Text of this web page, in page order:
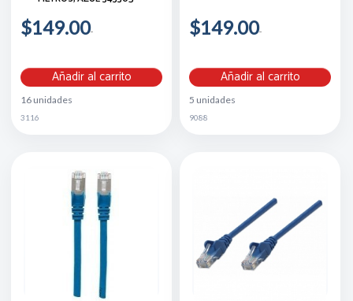
$149.00
Añadir al carrito
16 unidades
3116
$149.00
Añadir al carrito
5 unidades
9088